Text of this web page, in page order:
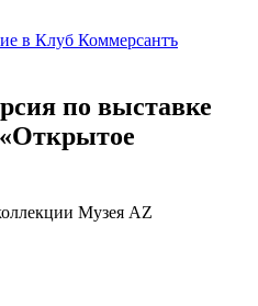
в Клуб Коммерсантъ
по выставке
Музея AZ